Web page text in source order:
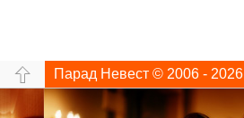
Парад Невест © 2006 - 2026